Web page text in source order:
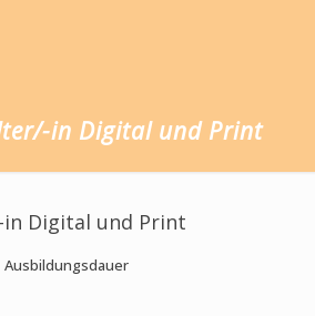
in Digital und Print
Digital und Print
Ausbildungsdauer